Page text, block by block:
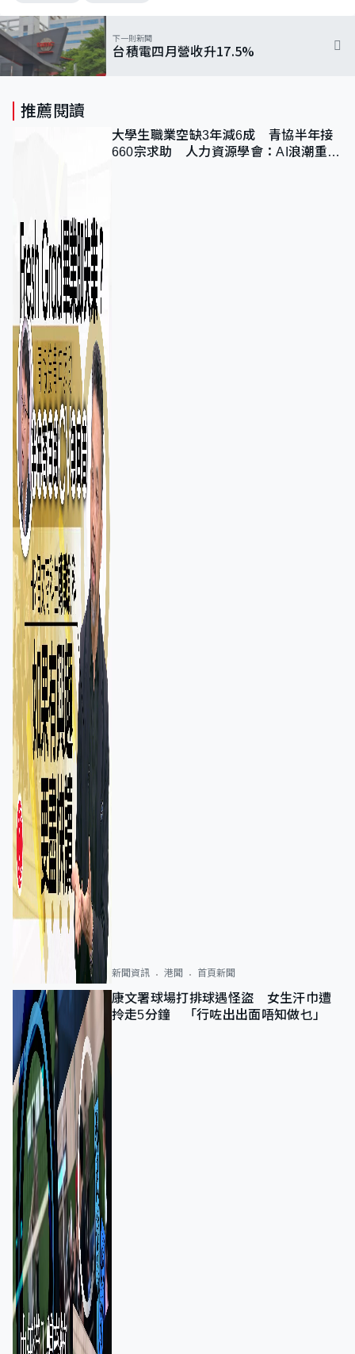
下一則新聞
台積電四月營收升17.5%
推薦閱讀
大學生職業空缺3年減6成 青協半年接
660宗求助 人力資源學會：AI浪潮重整
新聞資訊 港聞 首頁新聞
康文署球場打排球遇怪盜 女生汗巾遭
拎走5分鐘 「行咗出出面唔知做乜」